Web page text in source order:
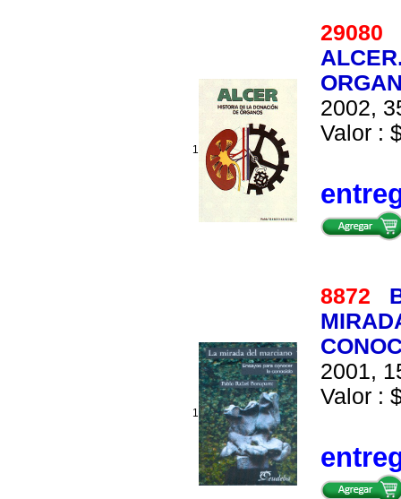
1
29080
2002,
Valor :
1
8872
2001,
Valor :